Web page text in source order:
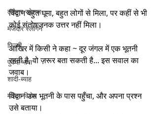
त्यौहार स्पेशल
मजेदार स्लोगन
फिल्मी
पुर्वया भाषा
शादी-ब्याह
महिला विशेष
विद्वान बहुत घूमा, बहुत लोगों से मिला, पर कहीं से भी
कोई संतोषजनक उत्तर नहीं मिला।
आखिर में किसी ने कहा ~ दूर जंगल में एक भूतनी
रहती है, वो ज़रूर बता सकती है... इस सवाल का
जवाब।
विद्वान उस भूतनी के पास पहुँचा, और अपना प्रश्न
उसे बताया।